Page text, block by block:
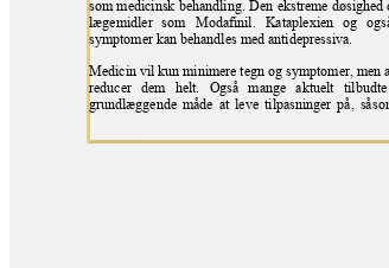
som medicinsk behandling. Den ekstreme døsighed
lægemidler som
Modafinil. Kataplexien og
symptomer kan behandles med antidepressiva.
Medicin vil kun minimere tegn og symptomer, men
reducer dem helt. Også mange aktuelt
grundlæggende måde at leve tilpasninger på, så